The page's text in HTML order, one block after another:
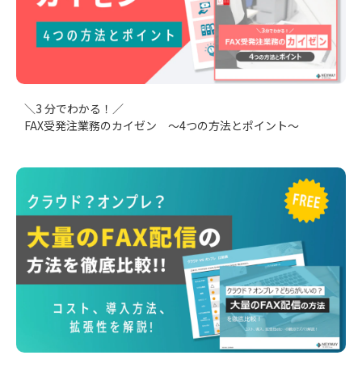
＼3 分でわかる！／
FAX受発注業務のカイゼン ～4つの方法とポイント～